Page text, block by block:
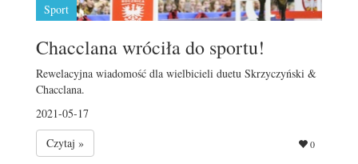
Sport
Chacclana wróciła do sportu!
Rewelacyjna wiadomość dla wielbicieli duetu Skrzyczyński &
Chacclana.
2021-05-17
Czytaj »
0